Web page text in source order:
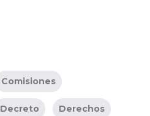
Comisiones
Decreto Derechos